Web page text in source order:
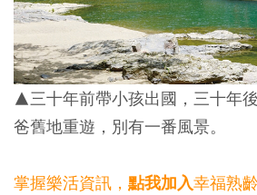
▲三十年前帶小孩出國，三十年
爸舊地重遊，別有一番風景。
掌握樂活資訊， 點我加入幸福熟